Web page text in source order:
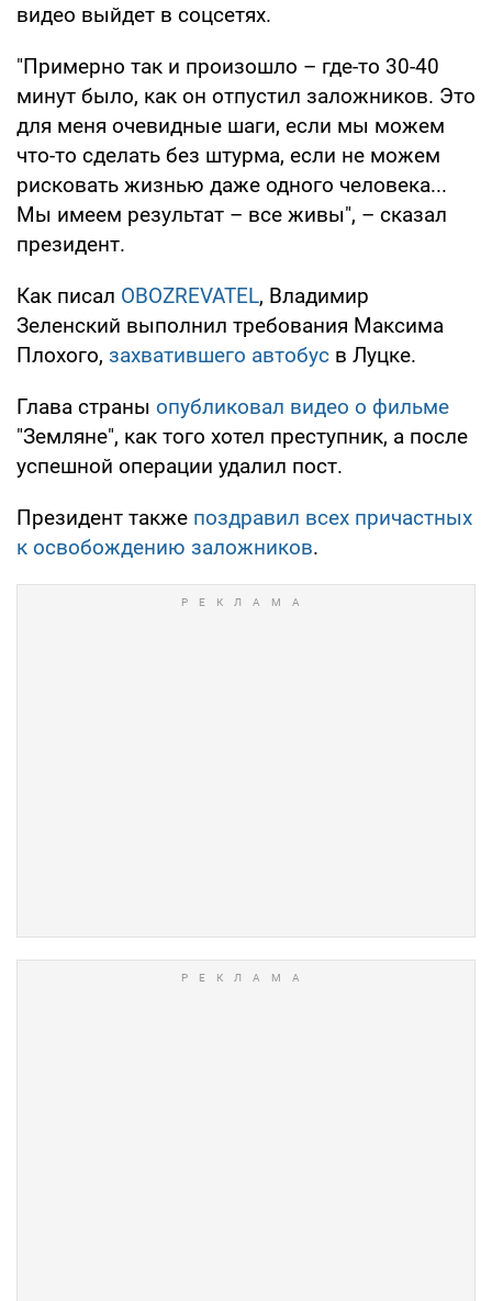
видео выйдет в соцсетях.
"Примерно так и произошло – где-то 30-40
минут было, как он отпустил заложников. Это
для меня очевидные шаги, если мы можем
что-то сделать без штурма, если не можем
рисковать жизнью даже одного человека...
Мы имеем результат – все живы", – сказал
президент.
Как писал OBOZREVATEL, Владимир
Зеленский выполнил требования Максима
Плохого, захватившего автобус в Луцке.
Глава страны опубликовал видео о фильме
"Земляне", как того хотел преступник, а после
успешной операции удалил пост.
Президент также поздравил всех причастных
к освобождению заложников.